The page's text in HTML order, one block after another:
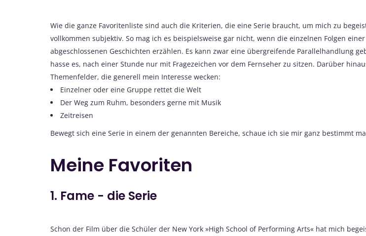
Wie die ganze Favoritenliste sind auch die Kriterien, die eine Serie braucht, um mich zu
vollkommen subjektiv. So mag ich es beispielsweise gar nicht, wenn die einzelnen Folgen
abgeschlossenen Geschichten erzählen. Es kann zwar eine übergreifende Parallelhandlung
hasse es, nach einer Stunde nur mit Fragezeichen vor dem Fernseher zu sitzen. Darüber
Themenfelder, die generell mein Interesse wecken:
Einzelner oder eine Gruppe rettet die Welt
Der Weg zum Ruhm, besonders gerne mit Musik
Zeitreisen
Bewegt sich eine Serie in einem der genannten Bereiche, schaue ich sie mir ganz bestimmt
Meine Favoriten
1. Fame - die Serie
Schon der Film über die Schüler der New York »High School of Performing Arts« hat mich